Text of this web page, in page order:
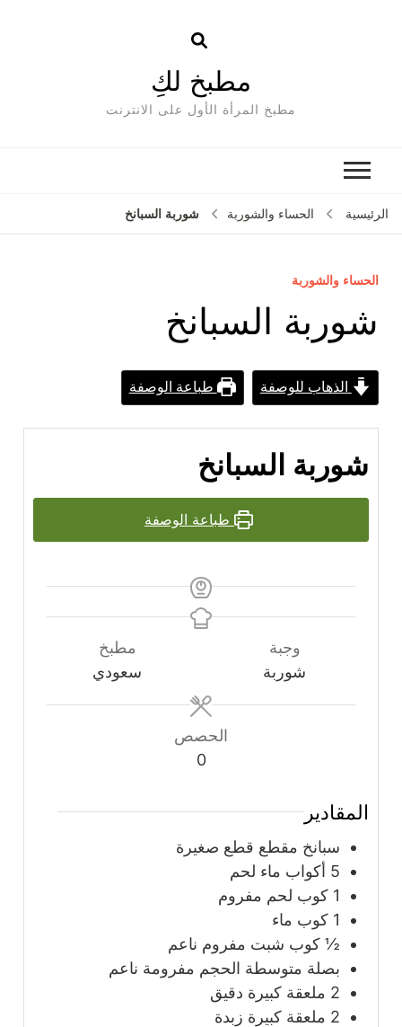
مطبخ لكِ
مطبخ المرأة الأول على الانترنت
الرئيسية الحساء والشوربة شوربة السبانخ
الحساء والشوربة
شوربة السبانخ
الذهاب للوصفة طباعة الوصفة
شوربة السبانخ
طباعة الوصفة
وجبة
شوربة
مطبخ
سعودي
الحصص
0
المقادير
سبانخ مقطع قطع صغيرة
5 أكواب ماء لحم
1 كوب لحم مفروم
1 كوب ماء
½ كوب شبت مفروم ناعم
بصلة متوسطة الحجم مفرومة ناعم
2 ملعقة كبيرة دقيق
2 ملعقة كبيرة زبدة